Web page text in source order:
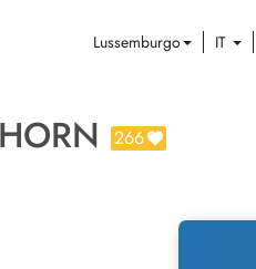
Lussemburgo IT
266